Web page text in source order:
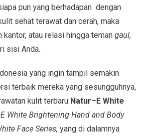
pun yang berhadapan dengan
sehat terawat dan cerah, maka
kantor, atau relasi hingga teman gaul,
sisi Anda.
yang ingin tampil semakin
terbaik mereka yang sesungguhnya,
kulit terbaru Natur– E White
White Brightening Hand and Body
Face Series, yang di dalamnya